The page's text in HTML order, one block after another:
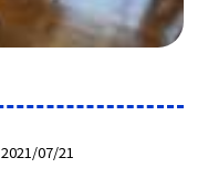
2021/07/21